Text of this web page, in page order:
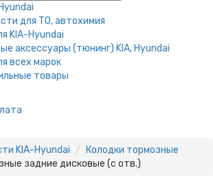
для ТО, автохимия
KIA-Hyundai
аксессуары (тюнинг) KIA, Hyundai
всех марок
товары
KIA-Hyundai
Колодки тормозные
задние дисковые (с отв.)